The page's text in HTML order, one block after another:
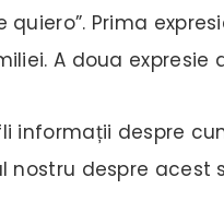
quiero”. Prima
A doua expresie
informații despre
nostru despre acest